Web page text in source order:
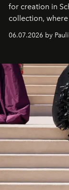
for creation in
collection,
exceptional
fashion,
06.07.2026 by